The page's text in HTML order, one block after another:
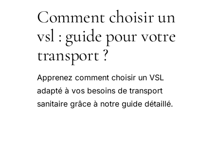
Comment choisir un
vsl : guide pour votre
transport ?
Apprenez comment choisir un VSL
adapté à vos besoins de transport
sanitaire grâce à notre guide détaillé.